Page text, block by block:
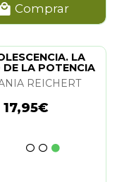
Comprar
LA
DE LA POTENCIA
REICHERT
17,95€